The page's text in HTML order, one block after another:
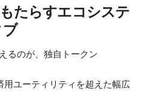
たらすエコシステ
るのが、独自トークン
用ユーティリティを超えた幅広